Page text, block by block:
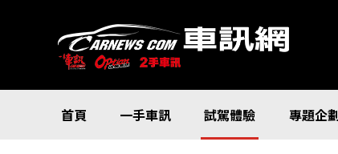
首頁 一手車訊 試駕體驗 專題企